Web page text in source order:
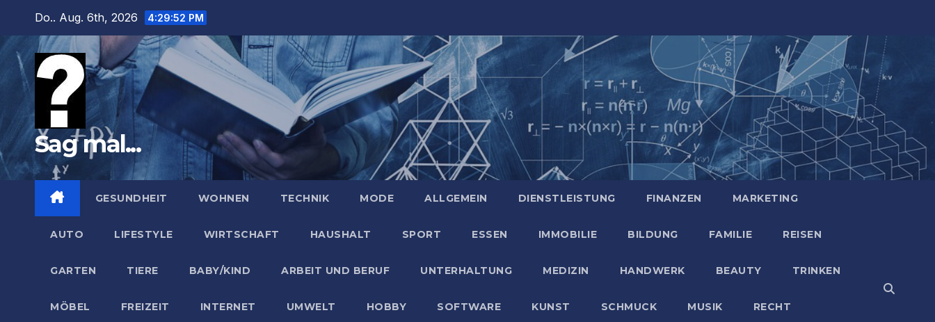
springen
Do.. Aug. 6th, 2026 4:29:53 PM
Sag mal...
GESUNDHEIT WOHNEN TECHNIK MODE ALLGEMEIN DIENSTLEISTUNG FINANZEN MARKETING
AUTO LIFESTYLE WIRTSCHAFT HAUSHALT SPORT ESSEN IMMOBILIE BILDUNG FAMILIE REISEN
GARTEN TIERE BABY/KIND ARBEIT UND BERUF UNTERHALTUNG MEDIZIN HANDWERK BEAUTY TRINKEN
MÖBEL FREIZEIT INTERNET UMWELT HOBBY SOFTWARE KUNST SCHMUCK MUSIK RECHT